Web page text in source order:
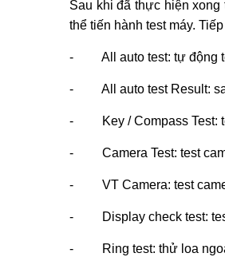
Sau khi đã thực hiện
thể tiến hành test máy.
- All auto test: tự động
- All auto test Result: sau
- Key / Compass Test:
- Camera Test: test
- VT Camera: test
- Display check test:
- Ring test: thử loa